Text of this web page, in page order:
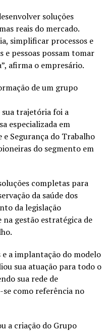
soluções
reais do mercado.
simplificar processos e
pessoas possam tomar
afirma o empresário.
de um grupo
sua trajetória foi a
especializada em
e Segurança do Trabalho
do segmento em
completas para
da saúde dos
da legislação
gestão estratégica de
e a implantação do modelo
sua atuação para todo o
sua rede de
como referência no
a criação do Grupo